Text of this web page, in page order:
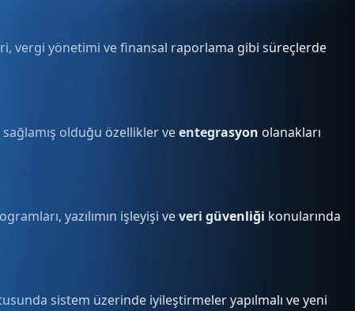
vergi yönetimi ve finansal raporlama gibi süreçlerde
sağlamış olduğu özellikler veentegrasyon olanakları
yazılımın işleyişi veveri güvenliği konularında
sistem üzerinde iyileştirmeler yapılmalı ve yeni